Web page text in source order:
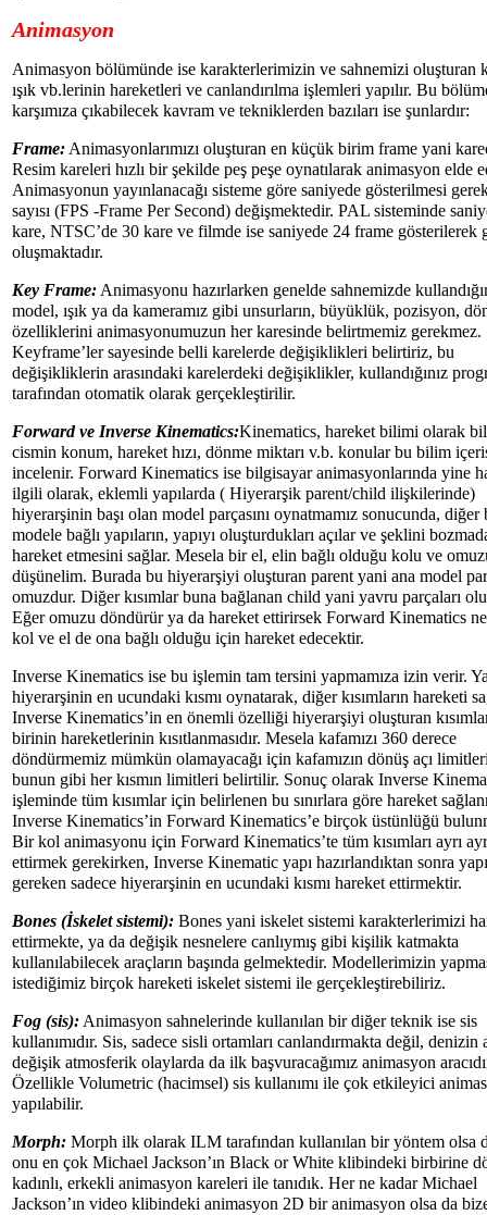
Animasyon
Animasyon bölümünde ise karakterlerimizin ve sahnemizi oluşturan
ışık vb.lerinin hareketleri ve canlandırılma işlemleri yapılır. Bu
karşımıza çıkabilecek kavram ve tekniklerden bazıları ise şunlardır:
Frame:Animasyonlarımızı oluşturan en küçük birim frame yani
Resim kareleri hızlı bir şekilde peş peşe oynatılarak animasyon elde
Animasyonun yayınlanacağı sisteme göre saniyede gösterilmesi
sayısı (FPS -Frame Per Second) değişmektedir. PAL sisteminde
kare, NTSC’de 30 kare ve filmde ise saniyede 24 frame gösterilerek
oluşmaktadır.
Key Frame:Animasyonu hazırlarken genelde sahnemizde
model, ışık ya da kameramız gibi unsurların, büyüklük, pozisyon,
özelliklerini animasyonumuzun her karesinde belirtmemiz gerekmez.
Keyframe’ler sayesinde belli karelerde değişiklikleri belirtiriz, bu
değişikliklerin arasındaki karelerdeki değişiklikler, kullandığınız
tarafından otomatik olarak gerçekleştirilir.
Forward ve Inverse Kinematics:Kinematics, hareket bilimi olarak
cismin konum, hareket hızı, dönme miktarı v.b. konular bu bilim
incelenir. Forward Kinematics ise bilgisayar animasyonlarında yine
ilgili olarak, eklemli yapılarda ( Hiyerarşik parent/child ilişkilerinde)
hiyerarşinin başı olan model parçasını oynatmamız sonucunda, diğer
modele bağlı yapıların, yapıyı oluşturdukları açılar ve şeklini
hareket etmesini sağlar. Mesela bir el, elin bağlı olduğu kolu ve
düşünelim. Burada bu hiyerarşiyi oluşturan parent yani ana model
omuzdur. Diğer kısımlar buna bağlanan child yani yavru parçaları
Eğer omuzu döndürür ya da hareket ettirirsek Forward Kinematics
kol ve el de ona bağlı olduğu için hareket edecektir.
Inverse Kinematics ise bu işlemin tam tersini yapmamıza izin verir.
hiyerarşinin en ucundaki kısmı oynatarak, diğer kısımların hareketi
Inverse Kinematics’in en önemli özelliği hiyerarşiyi oluşturan
birinin hareketlerinin kısıtlanmasıdır. Mesela kafamızı 360 derece
döndürmemiz mümkün olamayacağı için kafamızın dönüş açı
bunun gibi her kısmın limitleri belirtilir. Sonuç olarak Inverse
işleminde tüm kısımlar için belirlenen bu sınırlara göre hareket
Inverse Kinematics’in Forward Kinematics’e birçok üstünlüğü
Bir kol animasyonu için Forward Kinematics’te tüm kısımları ayrı
ettirmek gerekirken, Inverse Kinematic yapı hazırlandıktan sonra
gereken sadece hiyerarşinin en ucundaki kısmı hareket ettirmektir.
Bones (İskelet sistemi): Bones yani iskelet sistemi karakterlerimizi
ettirmekte, ya da değişik nesnelere canlıymış gibi kişilik katmakta
kullanılabilecek araçların başında gelmektedir. Modellerimizin
istediğimiz birçok hareketi iskelet sistemi ile gerçekleştirebiliriz.
Fog (sis):Animasyon sahnelerinde kullanılan bir diğer teknik ise sis
kullanımıdır. Sis, sadece sisli ortamları canlandırmakta değil, denizin
değişik atmosferik olaylarda da ilk başvuracağımız animasyon
Özellikle Volumetric (hacimsel) sis kullanımı ile çok etkileyici
yapılabilir.
Morph: Morph ilk olarak ILM tarafından kullanılan bir yöntem olsa
onu en çok Michael Jackson’ın Black or White klibindeki birbirine
kadınlı, erkekli animasyon kareleri ile tanıdık. Her ne kadar Michael
Jackson’ın video klibindeki animasyon 2D bir animasyon olsa da